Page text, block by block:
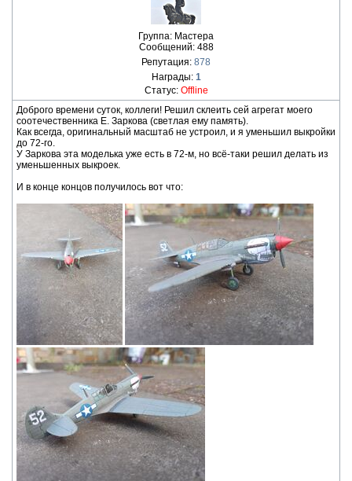
Группа: Мастера
Сообщений: 488
Репутация: 878
Награды: 1
Статус: Offline
Доброго времени суток, коллеги! Решил склеить сей агрегат моего
соотечественника Е. Заркова (светлая ему память).
Как всегда, оригинальный масштаб не устроил, и я уменьшил выкройки
до 72-го.
У Заркова эта моделька уже есть в 72-м, но всё-таки решил делать из
уменьшенных выкроек.
И в конце концов получилось вот что: